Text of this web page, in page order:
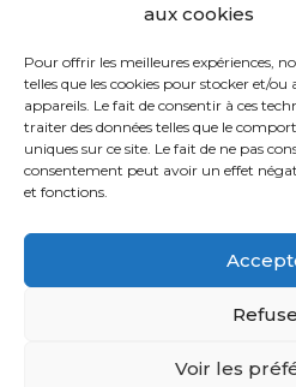
aux cookies
Pour offrir les meilleures expériences,
telles que les cookies pour stocker et/
appareils. Le fait de consentir à ces
traiter des données telles que le
uniques sur ce site. Le fait de ne pas
consentement peut avoir un effet
et fonctions.
Voir les
vers
la
tranquillité
d’esprit
défi